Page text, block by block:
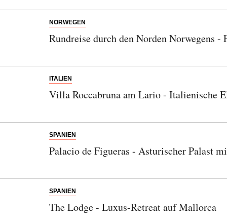
NORWEGEN
Rundreise durch den Norden Norwegens
ITALIEN
Villa Roccabruna am Lario - Italienische
SPANIEN
Palacio de Figueras - Asturischer Palast
SPANIEN
The Lodge - Luxus-Retreat auf Mallorca